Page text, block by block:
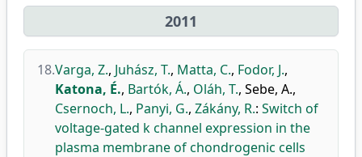
2011
18.Varga, Z., Juhász, T., Matta, C., Fodor, J.,
Katona, É., Bartók, Á., Oláh, T., Sebe, A.,
Csernoch, L., Panyi, G., Zákány, R.: Switch of
voltage-gated k channel expression in the
plasma membrane of chondrogenic cells